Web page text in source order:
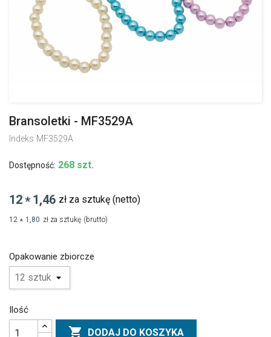
Bransoletki - MF3529A
Indeks MF3529A
Dostępność: 268 szt.
12* 1,46 zł za sztukę (netto)
12 * 1,80 zł za sztukę (brutto)
Opakowanie zbiorcze
Ilość
 DODAJ DO KOSZYKA